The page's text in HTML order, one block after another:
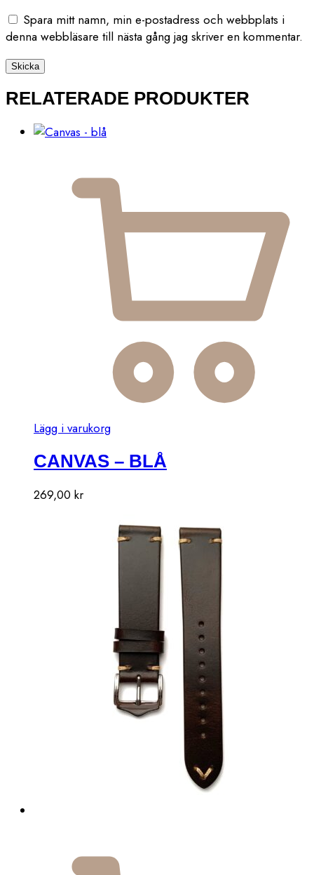
Spara mitt namn, min e-postadress och webbplats i
denna webbläsare till nästa gång jag skriver en kommentar.
RELATERADE PRODUKTER
Lägg i varukorg
CANVAS – BLÅ
269,00 kr